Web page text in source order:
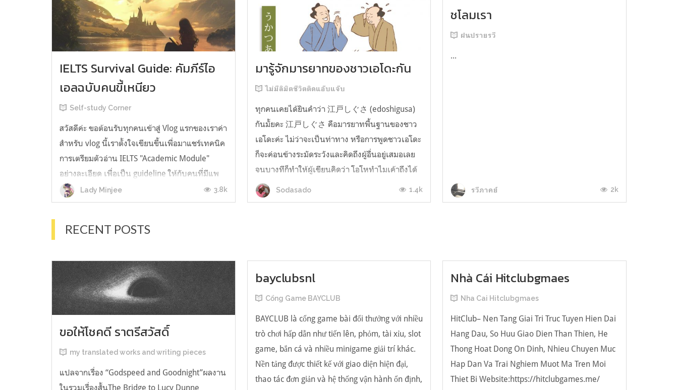
IELTS Survival Guide: คัมภีร์ไอ
เอลฉบับคนขี้เหนียว
Self-study Corner
สวัสดีค่ะ ขอต้อนรับทุกคนเข้าสู่ Vlog แรกของเราค่า
สำหรับ vlog นี้เราตั้งใจเขียนขึ้นเพื่อมาแชร์เทคนิค
การเตรียมตัวอ่าน IELTS "Academic Module"
อย่างละเอียด เพื่อเป็น guideline ให้กับคนที่มีแพ
ลนจะสอบแต่ไม่รู้ต้องเริ่มตรงไหน หรืออยากจะได้
ข้อมูลเพิ่มเติมมาเสริมความมั่นใจจากที่ตัวเองเรียน
Lady Minjee 3.8k
มารู้จักมารยาทของชาวเอโดะกัน
ไม่มีลิมิตชีวิตติดแอ๊บแจ๊บ
ทุกคนเคยได้ยินคำว่า 江戸しぐさ (edoshigusa)
กันมั้ยคะ 江戸しぐさ คือมารยาทพื้นฐานของชาว
เอโดะค่ะ ไม่ว่าจะเป็นท่าทาง หรือการพูดชาวเอโดะ
ก็จะค่อนข้างระมัดระวังและคิดถึงผู้อื่นอยู่เสมอเลย
จนบางทีก็ทำให้ผู้เขียนคิดว่า โอโหทำไมเค้าถึงได้
คิดถึงคนอื่นได้ขนาดนี้นะอยากรู้มั้ยคะว่าชาวเอโดะ
มารยาทดีขนาดไหน มาลองอ่านกันได้เ...
Sodasado 1.4k
ชโลมเรา
ฝนปรายรวี
...
รวีภาคย์ 2k
RECENT POSTS
ขอให้โชคดี ราตรีสวัสดิ์
my translated works and writing pieces
แปลจากเรื่อง “Godspeed and Goodnight”ผลงาน
ในรวมเรื่องสั้นThe Bridge to Lucy Dunne
bayclubsnl
Cổng Game BAYCLUB
BAYCLUB là cổng game bài đổi thưởng với nhiều
trò chơi hấp dẫn như tiến lên, phỏm, tài xỉu, slot
game, bắn cá và nhiều minigame giải trí khác.
Nền tảng được thiết kế với giao diện hiện đại,
thao tác đơn giản và hệ thống vận hành ổn định,
Nhà Cái Hitclubgmaes
Nha Cai Hitclubgmaes
HitClub– Nen Tang Giai Tri Truc Tuyen Hien Dai
Hang Dau, So Huu Giao Dien Than Thien, He
Thong Hoat Dong On Dinh, Nhieu Chuyen Muc
Hap Dan Va Trai Nghiem Muot Ma Tren Moi
Thiet Bi Website:https://hitclubgames.me/